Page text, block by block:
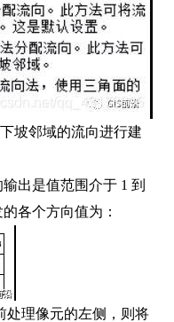
坡邻域的流向进行建
出是值范围介于 1 到
各个方向值为：
处理像元的左侧，则将